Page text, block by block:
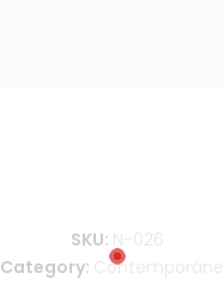
SKU:
Category:
Contemporánea